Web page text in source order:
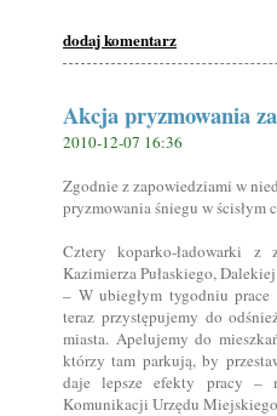
dodaj komentarz
Akcja pryzmowania
2010-12-07 16:36
Zgodnie z zapowiedziami w
pryzmowania śniegu w ścisłym
Cztery koparko-ładowarki z
Kazimierza Pułaskiego,
– W ubiegłym tygodniu
teraz przystępujemy do
miasta. Apelujemy do
którzy tam parkują, by
daje lepsze efekty pracy –
Komunikacji Urzędu